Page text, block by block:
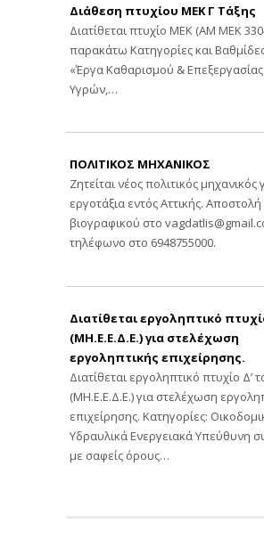
Διάθεση πτυχίου ΜΕΚ Γ Τάξης
Διατίθεται πτυχίο ΜΕΚ (ΑΜ ΜΕΚ
παρακάτω Κατηγορίες και
«Έργα Καθαρισμού &
Υγρών,…
ΠΟΛΙΤΙΚΟΣ ΜΗΧΑΝΙΚΟΣ
Ζητείται νέος πολιτικός μηχανικός
εργοτάξια εντός Αττικής. Αποστολή
βιογραφικού στο
τηλέφωνο στο 6948755000.
Διατίθεται εργοληπτικό
(ΜΗ.Ε.Ε.Δ.Ε.) για στελέχωση
εργοληπτικής επιχείρησης.
Διατίθεται εργοληπτικό πτυχίο Δ’
(ΜΗ.Ε.Ε.Δ.Ε.) για στελέχωση
επιχείρησης. Κατηγορίες:
Υδραυλικά Ενεργειακά Υπεύθυνη
με σαφείς όρους…